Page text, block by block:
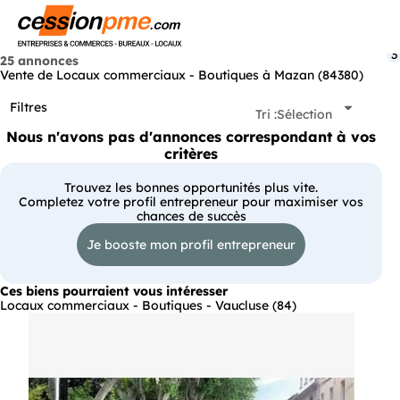
25 annonces
Vente de Locaux commerciaux - Boutiques à Mazan (84380)
Filtres
3
Tri :Sélection
Nous n'avons pas d'annonces correspondant à vos
critères
Trouvez les bonnes opportunités plus vite.
Completez votre profil entrepreneur pour maximiser vos
chances de succès
Je booste mon profil entrepreneur
Ces biens pourraient vous intéresser
Locaux commerciaux - Boutiques - Vaucluse (84)